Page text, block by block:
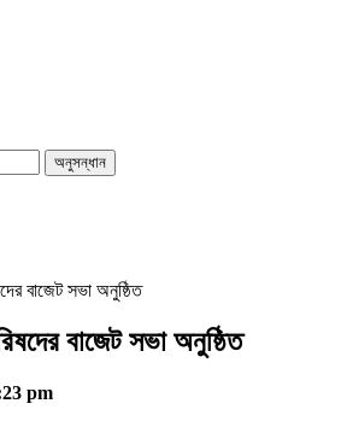
বাজেট সভা অনুষ্ঠিত
বাজেট সভা অনুষ্ঠিত
pm